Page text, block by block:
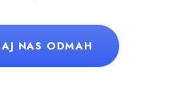
NAS ODMAH